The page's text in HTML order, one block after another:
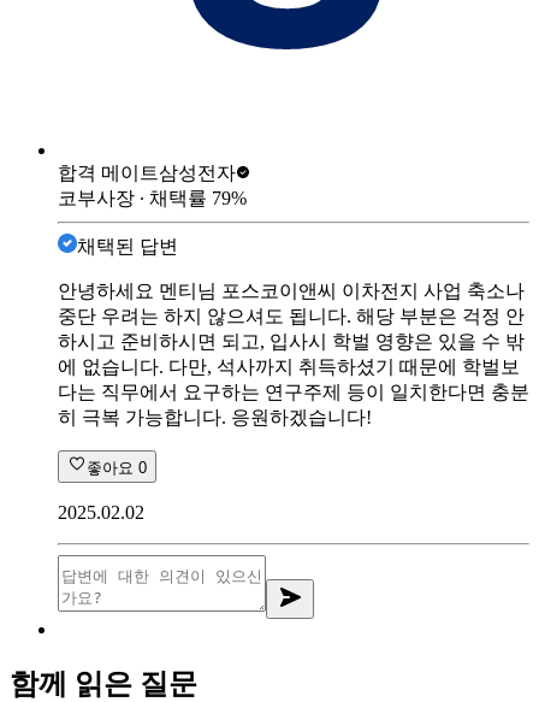
합격 메이트삼성전자
코부사장 ∙ 채택률 79%
채택된 답변
안녕하세요 멘티님 포스코이앤씨 이차전지 사업 축소나
중단 우려는 하지 않으셔도 됩니다. 해당 부분은 걱정 안
하시고 준비하시면 되고, 입사시 학벌 영향은 있을 수 밖
에 없습니다. 다만, 석사까지 취득하셨기 때문에 학벌보
다는 직무에서 요구하는 연구주제 등이 일치한다면 충분
히 극복 가능합니다. 응원하겠습니다!
좋아요 0
2025.02.02
함께 읽은 질문